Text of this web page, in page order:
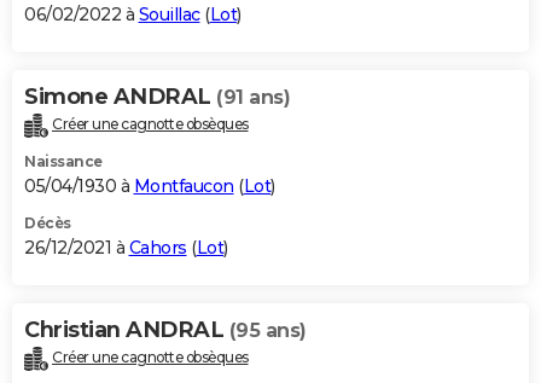
06/02/2022 à Souillac(Lot)
Simone ANDRAL (91 ans)
Créer une cagnotte obsèques
Naissance
05/04/1930 à Montfaucon (Lot)
Décès
26/12/2021 à Cahors (Lot)
Christian ANDRAL (95 ans)
Créer une cagnotte obsèques